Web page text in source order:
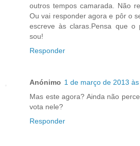
outros tempos camarada. Não
Ou vai responder agora e pôr o
escreve às claras.Pensa que
sou!
Responder
Anónimo 1 de março de 2013 às
Mas este agora? Ainda não
vota nele?
Responder